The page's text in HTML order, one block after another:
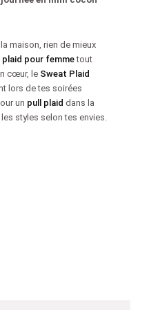
maison, rien de mieux
plaid pour femmetout
cœur, le Sweat Plaid
lors de tes soirées
un pull plaid dans la
styles selon tes envies.